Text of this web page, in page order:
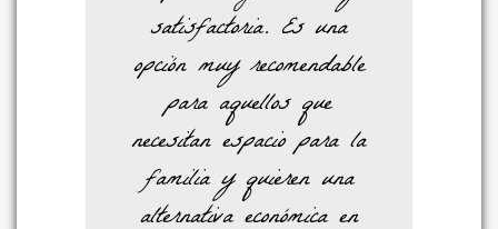
satisfactoria. Es una
opción muy recomendable
para aquellos que
necesitan espacio para la
familia y quieren una
alternativa económica en